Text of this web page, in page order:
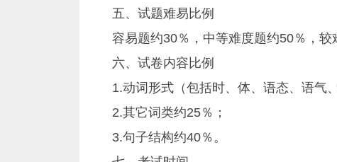
五、试题难易比例
容易题约30％，中等难度题约50％，较
六、试卷内容比例
1.动词形式（包括时、体、语态、语气、
2.其它词类约25％；
3.句子结构约40％。